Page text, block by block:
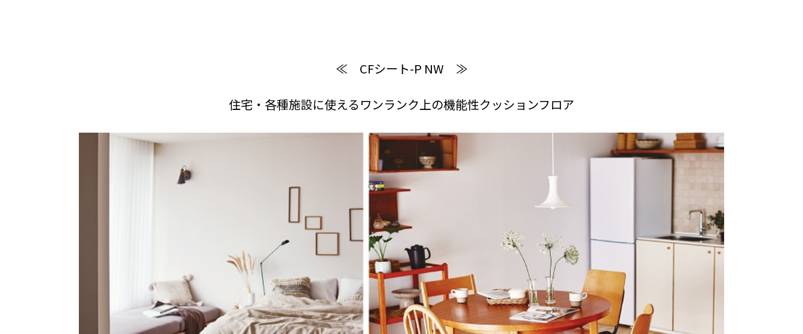
≪ CFシート-P NW ≫
住宅・各種施設に使えるワンランク上の機能性クッションフロア